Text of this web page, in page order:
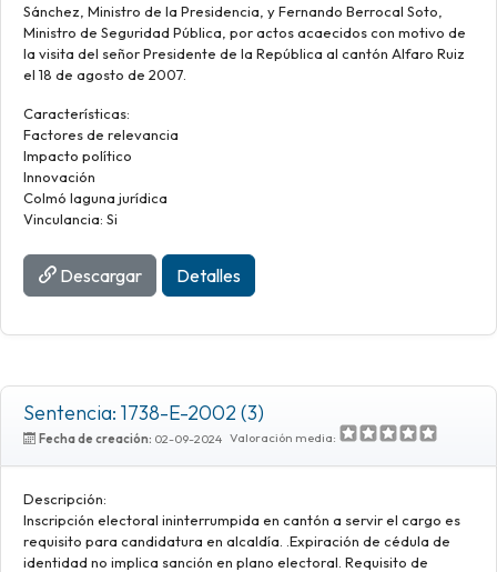
Sánchez, Ministro de la Presidencia, y Fernando Berrocal Soto,
Ministro de Seguridad Pública, por actos acaecidos con motivo de
la visita del señor Presidente de la República al cantón Alfaro Ruiz
el 18 de agosto de 2007.
Características:
Factores de relevancia
Impacto político
Innovación
Colmó laguna jurídica
Vinculancia: Si
Descargar Detalles
Sentencia: 1738-E-2002 (3)
Fecha de creación: 02-09-2024 Valoración media:
Descripción:
Inscripción electoral ininterrumpida en cantón a servir el cargo es
requisito para candidatura en alcaldía. .Expiración de cédula de
identidad no implica sanción en plano electoral. Requisito de